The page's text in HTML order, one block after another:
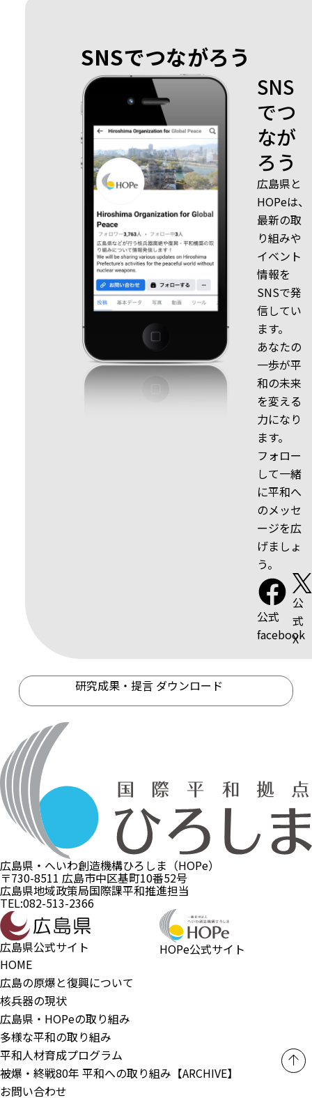
SNSでつながろう
SNS
でつ
なが
ろう
広島県と
HOPeは、
最新の取
り組みや
イベント
情報を
SNSで発
信してい
ます。
あなたの
一歩が平
和の未来
を変える
力になり
ます。
フォロー
して一緒
に平和へ
のメッセ
ージを広
げましょ
う。
公式
facebook
公
式
X
研究成果・提言 ダウンロード
広島県・へいわ創造機構ひろしま（HOPe）
〒730-8511 広島市中区基町10番52号
広島県地域政策局国際課平和推進担当
TEL:082-513-2366
広島県公式サイト
HOPe公式サイト
HOME
広島の原爆と復興について
核兵器の現状
広島県・HOPeの取り組み
多様な平和の取り組み
平和人材育成プログラム
被爆・終戦80年 平和への取り組み【ARCHIVE】
お問い合わせ